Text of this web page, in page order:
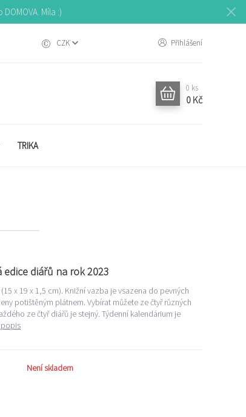
Míla :)
CZK Přihlášení
0 ks
0 Kč
TRIKA
diářů na rok 2023
x 19 x 1,5 cm). Knižní vazba je vsazena do pevných
potištěným plátnem. Vybírat můžete ze čtyř různých
ze čtyř diářů je stejný. Týdenní kalendárium je
Není skladem